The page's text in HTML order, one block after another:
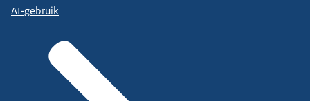
AI-gebruik